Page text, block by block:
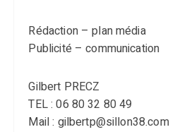
Rédaction – plan média
Publicité – communication
Gilbert PRECZ
TEL : 06 80 32 80 49
Mail : gilbertp@sillon38.com